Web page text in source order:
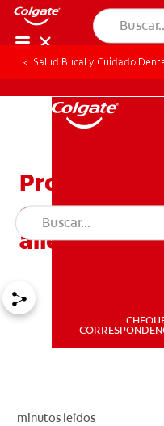
Salud Bucal y Cuidado
Problemas
con los
aliento
minutos leídos